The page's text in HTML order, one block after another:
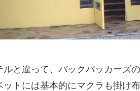
ルと違って、バックパッカーズ
ットには基本的にマクラも掛け